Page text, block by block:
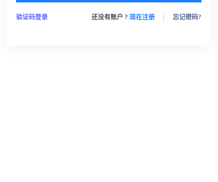
验证码登录 还没有账户 ?现在注册 忘记密码?